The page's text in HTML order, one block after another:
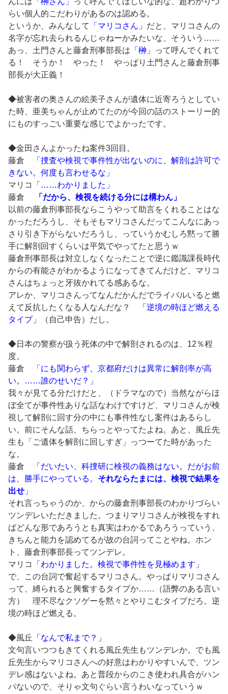
らい個人的こだわりがあるのは認める。
というか、みんなして
「マリコさん」 だと、マリコさんの
名字が忘れ去られるんじゃねーかみたいな、そういう……
あっ、土門さんと藤倉刑事部長は 「榊」
って呼んでくれて
る！ そうか！ やった！ やっぱり土門さんと藤倉刑事
部長が大正義！
◆被害者の奥さんの絵美子さんが遺体に近寄ろうとしてい
た時、亜美ちゃんが止めてたのが今回の話のストーリー的
にものすっごい重要な感じでよかったです。
◆金田さんよかったね案件3回目。
藤倉
「捜査や検視で事件性が出ないのに、解剖は許可で
きない。何度も言わせるな」
マリコ
「……わかりました」
藤倉
「だから、検視を続ける分には構わん」
以前の藤倉刑事部長ならこうやって助言をくれることはな
かっただろうし、そもそもマリコさんだってこんなにあっ
さり引き下がらないだろうし、っていうかむしろ黙って勝
手に解剖回すくらいは平気でやってたと思うｗ
藤倉刑事部長は対立しなくなったことで逆に鑑識課長時代
からの有能さがわかるようになってきてんだけど、マリコ
さんはちょっと牙抜かれてる感あるな。
アレか、マリコさんってなんだかんだでライバルいると燃
えて反抗したくなる人なんだな？
「逆境の時ほど燃える
タイプ」
（自己申告）だし。
◆日本の警察が扱う死体の中で解剖されるのは、12％程
度。
藤倉
「にも関わらず、京都府だけは異常に解剖率が高
い。……誰のせいだ？」
我々が見てる分だけだと、（ドラマなので）当然ながらほ
ぼ全てが事件性ありな話なわけですけど、マリコさんが検
視して解剖に回す分の中にも事件性なし案件はあるらし
い。前にそんな話、ちらっとやってたよね。あと、風丘先
生も「ご遺体を解剖に回しすぎ」っつーてた時があった
な。
藤倉
「だいたい、科捜研に検視の義務はない。だがお前
は、勝手にやっている。 それならたまには、検視で結果を
出せ 」
それ言っちゃうのか、からの藤倉刑事部長のわかりづらい
ツンデレいただきました。つまりマリコさんが検視をすれ
ばどんな形であろうとも真実はわかるであろうっていう、
きちんと能力を認めてるが故の台詞ってことやね。ホン
ト、藤倉刑事部長ってツンデレ。
マリコ
「わかりました。検視で事件性を見極めます」
で、この台詞で奮起するマリコさん。やっぱりマリコさん
って、縛られると興奮するタイプか……（語弊のある言い
方） 理不尽なクソゲーを黙々とやりこむタイプだろ。逆
境の時ほど燃える。
◆風丘
「なんで私まで？」
文句言いつつもきてくれる風丘先生もツンデレか。でも風
丘先生からマリコさんへの好意はわかりやすいんで、ツン
デレ感はないよね。あと普段からのこき使われ具合がハン
パないので、そりゃ文句ぐらい言うわいなっていうｗ